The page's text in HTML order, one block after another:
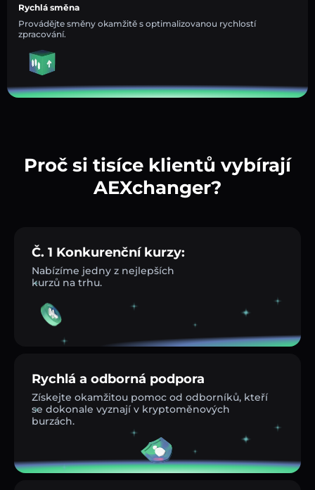
Rychlá směna
Provádějte směny okamžitě s optimalizovanou rychlostí
zpracování.
Proč si tisíce klientů vybírají
AEXchanger?
Č. 1 Konkurenční kurzy:
Nabízíme jedny z nejlepších
kurzů na trhu.
Rychlá a odborná podpora
Získejte okamžitou pomoc od odborníků, kteří
se dokonale vyznají v kryptoměnových
burzách.